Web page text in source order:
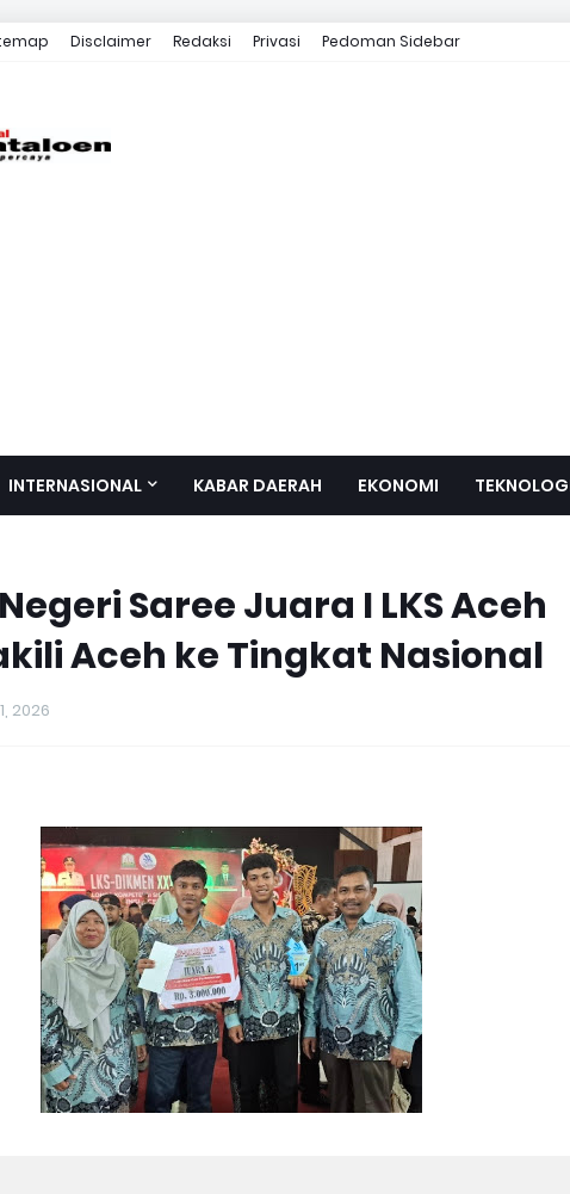
Disclaimer Redaksi Privasi Pedoman Sidebar
INTERNASIONAL KABAR DAERAH EKONOMI
Saree Juara I LKS Aceh
Aceh ke Tingkat Nasional
2026